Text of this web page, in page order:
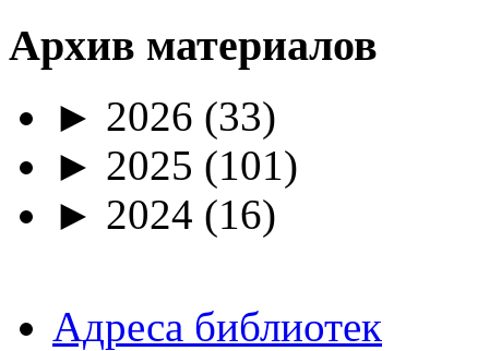
Архив материалов
► 2026 (33)
► 2025 (101)
► 2024 (16)
Адреса библиотек